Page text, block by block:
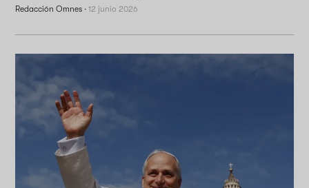
Redacción Omnes ·12 junio 2026